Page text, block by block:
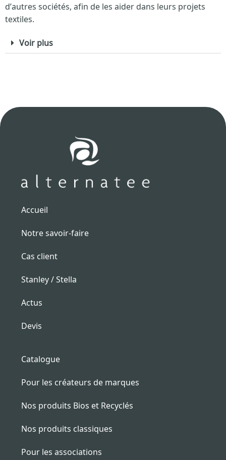
d’autres sociétés, afin de les aider dans leurs projets
textiles.
Voir plus
Accueil
Notre savoir-faire
Cas client
Stanley / Stella
Actus
Devis
Catalogue
Pour les créateurs de marques
Nos produits Bios et Recyclés
Nos produits classiques
Pour les associations